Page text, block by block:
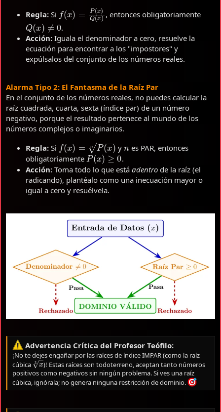
Regla: Si (x = )Q(x , entonces obligatoriamente
Q (x ) 0
.
Acción: Iguala el denominador a cero, resuelve la
ecuación para encontrar a los "impostores" y
expúlsalos del conjunto de los números reales.
Alarma Tipo 2: El Fantasma de la Raíz Par
En el conjunto de los números reales, no puedes calcular la
raíz cuadrada, cuarta, sexta (índice par) de un número
negativo, porque el resultado pertenece al mundo de los
números complejos o imaginarios.
Regla: Si (x = n y
es PAR, entonces
obligatoriamente P(x)≥0
.
Acción: Toma todo lo que está adentro de la raíz (el
radicando), plantéalo como una inecuación mayor o
igual a cero y resuélvela.
Advertencia Crítica del Profesor Teófilo:
¡No te dejes engañar por las raíces de índice IMPAR (como la raíz
cúbicax3 )! Estas raíces son todoterreno, aceptan tanto números
positivos como negativos sin ningún problema. Si ves una raíz
cúbica, ignórala; no genera ninguna restricción de dominio.